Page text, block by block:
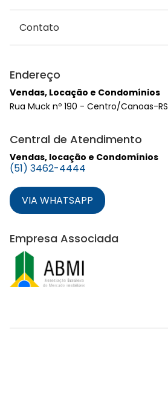
Contato
Endereço
Vendas, Locação e Condomínios
Rua Muck nº 190 - Centro/Canoas-RS
Central de Atendimento
Vendas, locação e Condomínios
(51) 3462-4444
VIA WHATSAPP
Empresa Associada